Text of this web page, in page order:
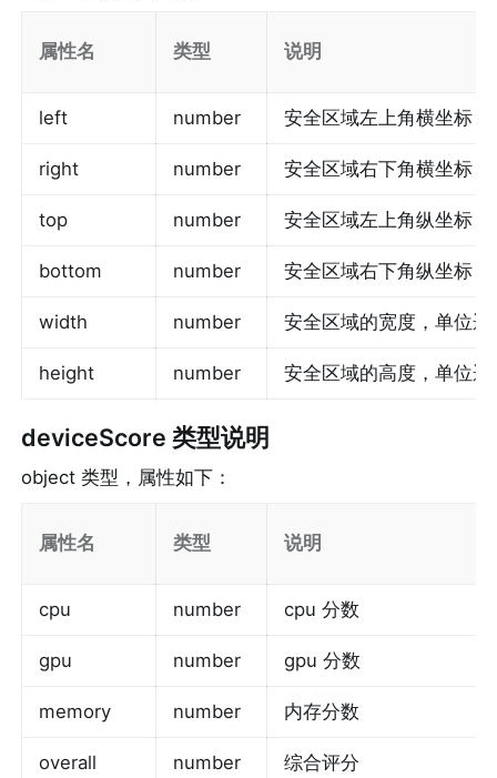
属性名 类型 说明
left number 安全区域左上角横坐标
right number 安全区域右下角横坐标
top number 安全区域左上角纵坐标
bottom number 安全区域右下角纵坐标
width number 安全区域的宽度，单位逻
height number 安全区域的高度，单位逻
deviceScore 类型说明
object 类型，属性如下：
属性名 类型 说明
cpu number cpu 分数
gpu number gpu 分数
memory number 内存分数
overall number 综合评分